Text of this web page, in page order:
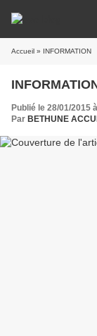
Accueil » INFORMATION
Publié le 28/01/2015
Par BETHUNE